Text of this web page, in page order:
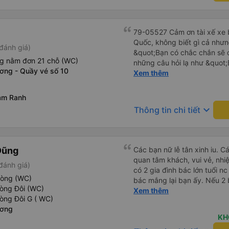
giá)
nằm đơn 21 chỗ (WC)
- Quầy vé số 10
Ranh
79-05527 Cảm ơn tài xế xe
Quốc, không biết gì cả
&quot;Bạn có chắc chắn sẽ
những câu hỏi lạ như
sạn của chúng tôi
và thậm chí còn đón tôi tại
buổi sáng. ngu ngốc đến
buýt 79-05527 rất nhiều tài
không biết gì nhưng tài xế
liên tục hỏi trên Google
hỏi những câu hỏi kỳ lạ,
khách sạn của chúng tôi
2h30 sáng nhưng lúc đó
bằng xe limousine vào
vì tôi trông ngu ngốc quá..
Xem thêm
Thông tin chi tiết keyboard_arrow_down
giá)
(WC)
Đôi (WC)
Đôi G ( WC)
Các bạn nữ lễ tân xinh iu.
quan tâm khách, vui vẻ, nhiệt tình. Trong
có 2 gia đình bác lớn tuổi
bác mắng lại bạn ấy. Nếu 2
ngược lại nha. Bạn ấy nhắc
nhau xuất hiện trong giấc mơ của mình luôn. Nên nếu bạn
bị phản ánh thì đừng trừ
Xem thêm